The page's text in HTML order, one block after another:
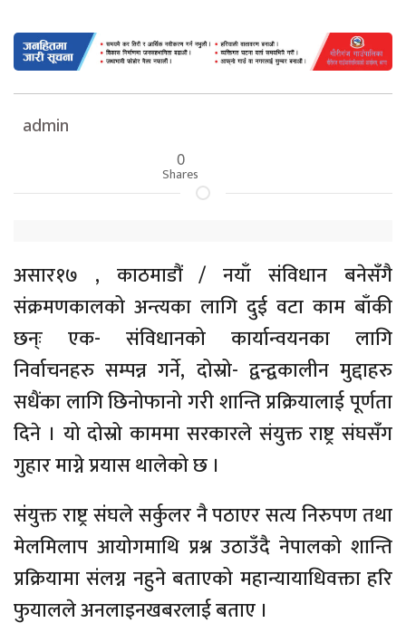
admin
0
Shares
असार१७ , काठमाडौं / नयाँ संविधान बनेसँगै
संक्रमणकालको अन्त्यका लागि दुई वटा काम बाँकी
छन्ः एक- संविधानको कार्यान्वयनका लागि
निर्वाचनहरु सम्पन्न गर्ने, दोस्रो- द्वन्द्वकालीन मुद्दाहरु
सधैंका लागि छिनोफानो गरी शान्ति प्रक्रियालाई पूर्णता
दिने । यो दोस्रो काममा सरकारले संयुक्त राष्ट्र संघसँग
गुहार माग्ने प्रयास थालेको छ ।
संयुक्त राष्ट्र संघले सर्कुलर नै पठाएर सत्य निरुपण तथा
मेलमिलाप आयोगमाथि प्रश्न उठाउँदै नेपालको शान्ति
प्रक्रियामा संलग्न नहुने बताएको महान्यायाधिवक्ता हरि
फुयालले अनलाइनखबरलाई बताए ।